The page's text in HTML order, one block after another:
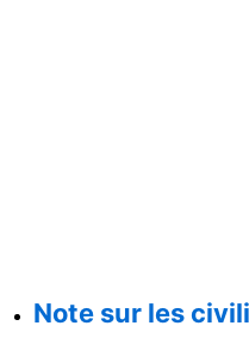
Note sur les